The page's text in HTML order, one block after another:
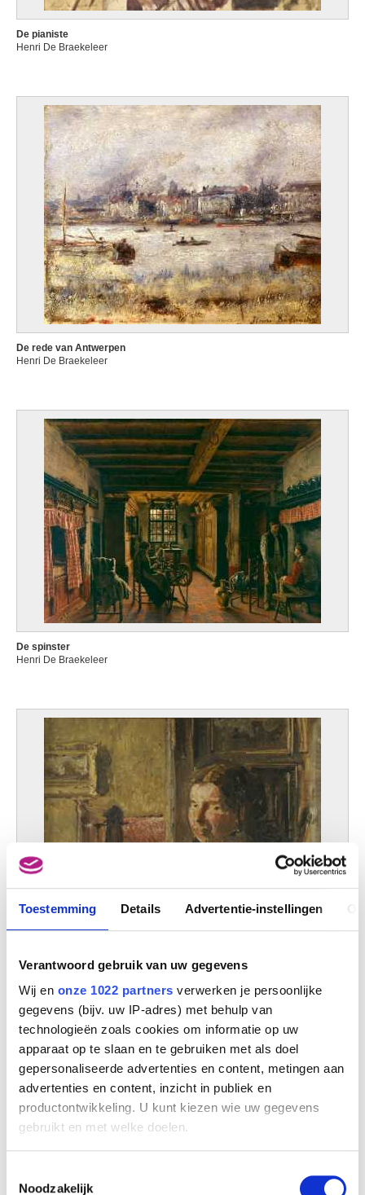
Toestemming Details Advertentie-instellingen
Verantwoord gebruik van uw gegevens
Wij en onze 1022 partners verwerken je persoonlijke
gegevens (bijv. uw IP-adres) met behulp van
technologieën zoals cookies om informatie op uw
apparaat op te slaan en te gebruiken met als doel
gepersonaliseerde advertenties en content, metingen aan
advertenties en content, inzicht in publiek en
productontwikkeling. U kunt kiezen wie uw gegevens
gebruikt en met welke doelen.
Informatie verzamelen over uw geografische
Noodzakelijk
De pianiste
Henri De Braekeleer
De rede van Antwerpen
Henri De Braekeleer
De spinster
Henri De Braekeleer
De volksvrouw
Henri De Braekeleer